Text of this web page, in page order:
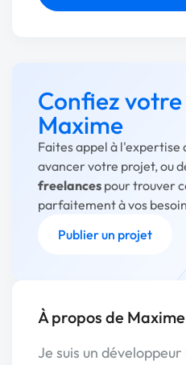
Confiez
Maxime
Faites appel à l'expertise
avancer votre projet, ou
freelances pour trouver
parfaitement à vos
Publier un projet
À propos de Maxime
Je suis un